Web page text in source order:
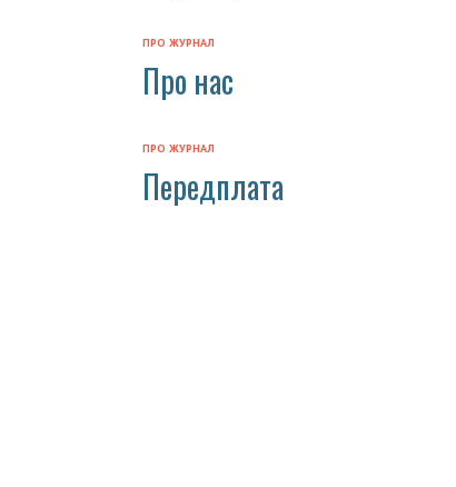
ПРО ЖУРНАЛ
Про нас
ПРО ЖУРНАЛ
Передплата